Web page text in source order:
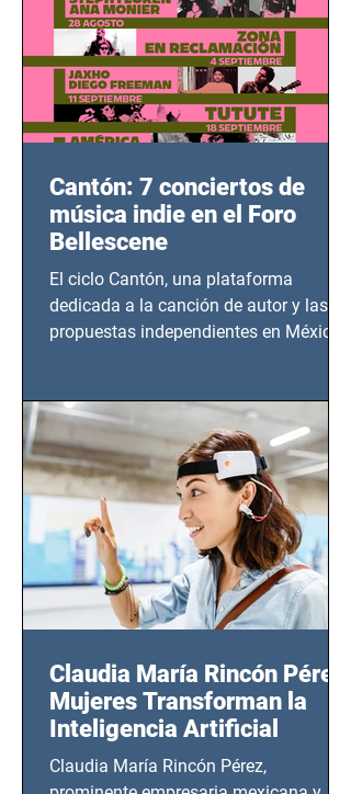
Cantón: 7 conciertos de
música indie en el Foro
Bellescene
El ciclo Cantón, una plataforma
dedicada a la canción de autor y las
propuestas independientes en México,
CDMX), todos los miércoles a partir del
14 de agosto al 25 de septiembre, a las
20:00 horas.
Claudia María Rincón Pérez:
Mujeres Transforman la
Inteligencia Artificial
Claudia María Rincón Pérez,